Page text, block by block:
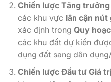
Chiến lược Tăng trưởng
các khu vực lân cận nút
xác định trong Quy
các khu đất dự kiến
dụng đất sang dân
Chiến lược Đầu tư Giá